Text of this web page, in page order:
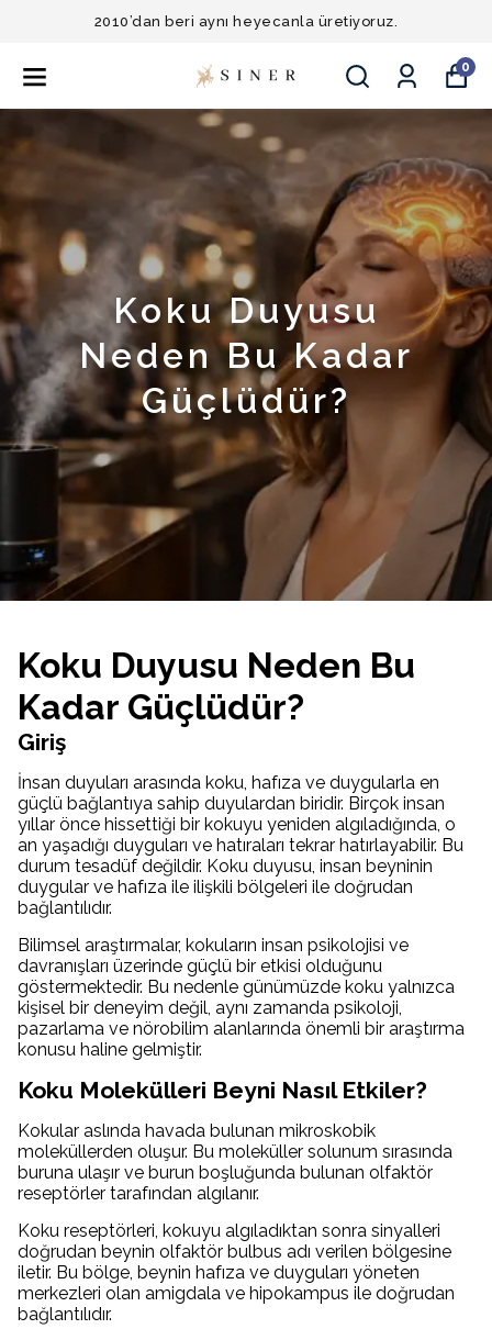
2010’dan beri aynı heyecanla üretiyoruz.
0
Koku Duyusu
Neden Bu Kadar
Güçlüdür?
Koku Duyusu Neden Bu
Kadar Güçlüdür?
Giriş
İnsan duyuları arasında koku, hafıza ve duygularla en
güçlü bağlantıya sahip duyulardan biridir. Birçok insan
yıllar önce hissettiği bir kokuyu yeniden algıladığında, o
an yaşadığı duyguları ve hatıraları tekrar hatırlayabilir. Bu
durum tesadüf değildir. Koku duyusu, insan beyninin
duygular ve hafıza ile ilişkili bölgeleri ile doğrudan
bağlantılıdır.
Bilimsel araştırmalar, kokuların insan psikolojisi ve
davranışları üzerinde güçlü bir etkisi olduğunu
göstermektedir. Bu nedenle günümüzde koku yalnızca
kişisel bir deneyim değil, aynı zamanda psikoloji,
pazarlama ve nörobilim alanlarında önemli bir araştırma
konusu haline gelmiştir.
Koku Molekülleri Beyni Nasıl Etkiler?
Kokular aslında havada bulunan mikroskobik
moleküllerden oluşur. Bu moleküller solunum sırasında
buruna ulaşır ve burun boşluğunda bulunan olfaktör
reseptörler tarafından algılanır.
Koku reseptörleri, kokuyu algıladıktan sonra sinyalleri
doğrudan beynin olfaktör bulbus adı verilen bölgesine
iletir. Bu bölge, beynin hafıza ve duyguları yöneten
merkezleri olan amigdala ve hipokampus ile doğrudan
bağlantılıdır.